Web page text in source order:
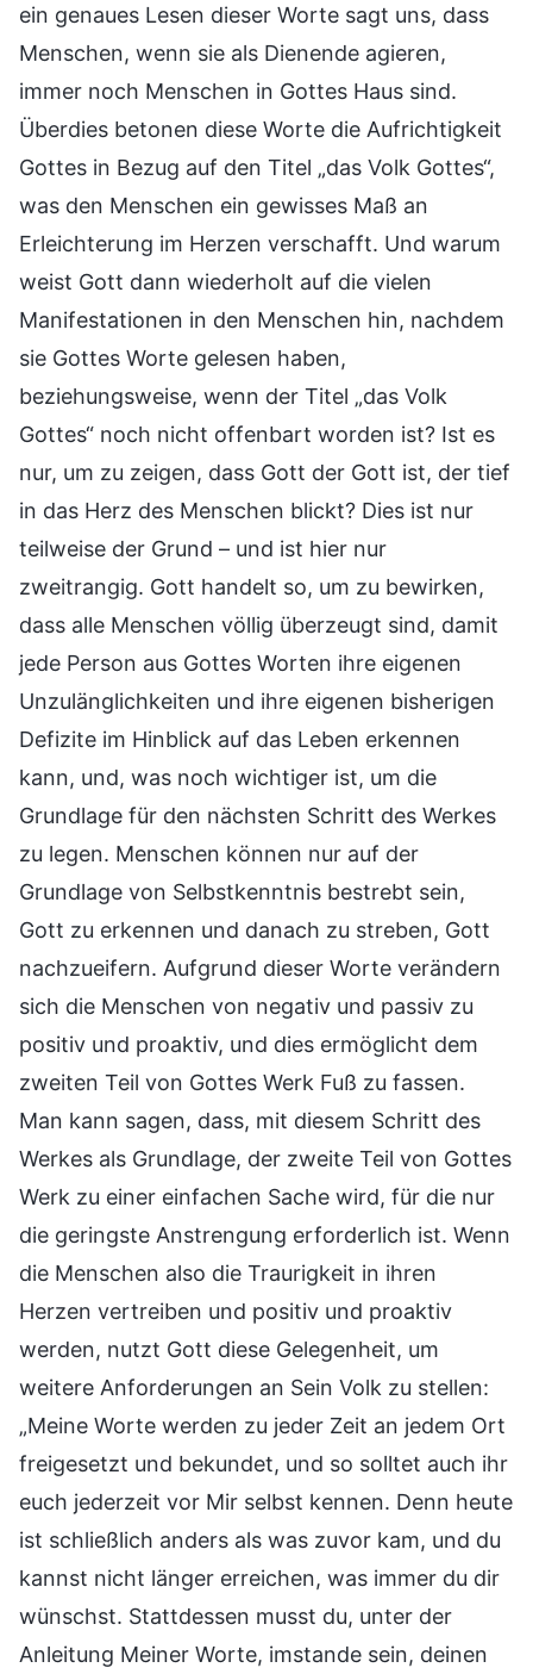
ein genaues Lesen dieser Worte sagt uns, dass
Menschen, wenn sie als Dienende agieren,
immer noch Menschen in Gottes Haus sind.
Überdies betonen diese Worte die Aufrichtigkeit
Gottes in Bezug auf den Titel „das Volk Gottes“,
was den Menschen ein gewisses Maß an
Erleichterung im Herzen verschafft. Und warum
weist Gott dann wiederholt auf die vielen
Manifestationen in den Menschen hin, nachdem
sie Gottes Worte gelesen haben,
beziehungsweise, wenn der Titel „das Volk
Gottes“ noch nicht offenbart worden ist? Ist es
nur, um zu zeigen, dass Gott der Gott ist, der tief
in das Herz des Menschen blickt? Dies ist nur
teilweise der Grund – und ist hier nur
zweitrangig. Gott handelt so, um zu bewirken,
dass alle Menschen völlig überzeugt sind, damit
jede Person aus Gottes Worten ihre eigenen
Unzulänglichkeiten und ihre eigenen bisherigen
Defizite im Hinblick auf das Leben erkennen
kann, und, was noch wichtiger ist, um die
Grundlage für den nächsten Schritt des Werkes
zu legen. Menschen können nur auf der
Grundlage von Selbstkenntnis bestrebt sein,
Gott zu erkennen und danach zu streben, Gott
nachzueifern. Aufgrund dieser Worte verändern
sich die Menschen von negativ und passiv zu
positiv und proaktiv, und dies ermöglicht dem
zweiten Teil von Gottes Werk Fuß zu fassen.
Man kann sagen, dass, mit diesem Schritt des
Werkes als Grundlage, der zweite Teil von Gottes
Werk zu einer einfachen Sache wird, für die nur
die geringste Anstrengung erforderlich ist. Wenn
die Menschen also die Traurigkeit in ihren
Herzen vertreiben und positiv und proaktiv
werden, nutzt Gott diese Gelegenheit, um
weitere Anforderungen an Sein Volk zu stellen:
„Meine Worte werden zu jeder Zeit an jedem Ort
freigesetzt und bekundet, und so solltet auch ihr
euch jederzeit vor Mir selbst kennen. Denn heute
ist schließlich anders als was zuvor kam, und du
kannst nicht länger erreichen, was immer du dir
wünschst. Stattdessen musst du, unter der
Anleitung Meiner Worte, imstande sein, deinen